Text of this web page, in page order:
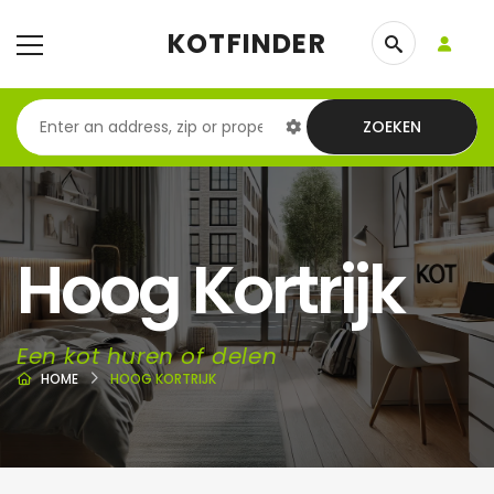
KOTFINDER
ZOEKEN
Hoog Kortrijk
Een kot huren of delen
HOME HOOG KORTRIJK